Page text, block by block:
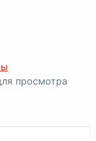
просмотра